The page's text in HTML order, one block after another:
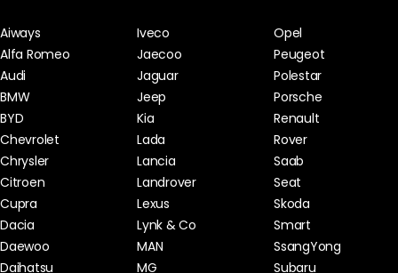
Aiways
Alfa Romeo
Audi
BMW
BYD
Chevrolet
Chrysler
Citroen
Cupra
Dacia
Daewoo
Daihatsu
Iveco
Jaecoo
Jaguar
Jeep
Kia
Lada
Lancia
Landrover
Lexus
Lynk & Co
MAN
MG
Opel
Peugeot
Polestar
Porsche
Renault
Rover
Saab
Seat
Skoda
Smart
SsangYong
Subaru